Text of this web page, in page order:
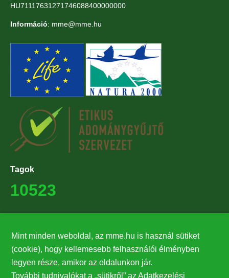
HU71117631271746088400000000
Információ: mme@mme.hu
Tagok
10523
27224
Hírlevél feliratkozás
Mint minden weboldal, az mme.hu is használ sütiket
(cookie), hogy kellemesebb felhasználói élményben
legyen része, amikor az oldalunkon jár.
További tudnivalókat a „sütikről” az Adatkezelési